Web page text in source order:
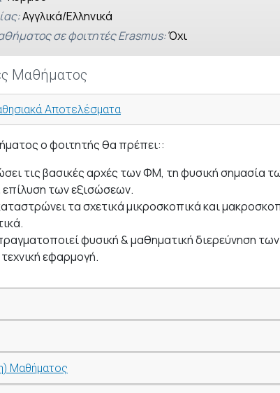
Αγγλικά/Ελληνικά
σε φοιτητές Erasmus:Όχι
Μαθήματος
Αποτελέσματα
ο φοιτητής θα πρέπει::
τις βασικές αρχές των ΦΜ, τη φυσική
των εξισώσεων.
τα σχετικά μικροσκοπικά και
φυσική & μαθηματική διερεύνηση
εφαρμογή.
Μαθήματος